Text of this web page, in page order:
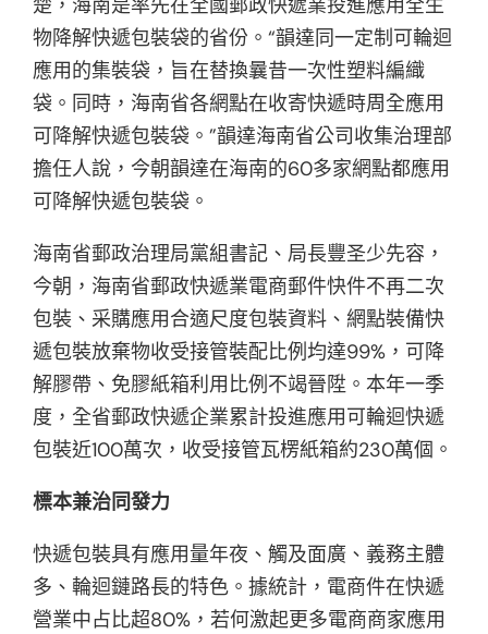
楚，海南是率先在全國郵政快遞業投進應用全生
物降解快遞包裝袋的省份。“韻達同一定制可輪迴
應用的集裝袋，旨在替換曩昔一次性塑料編織
袋。同時，海南省各網點在收寄快遞時周全應用
可降解快遞包裝袋。”韻達海南省公司收集治理部
擔任人說，今朝韻達在海南的60多家網點都應用
可降解快遞包裝袋。
海南省郵政治理局黨組書記、局長豐圣少先容，
今朝，海南省郵政快遞業電商郵件快件不再二次
包裝、采購應用合適尺度包裝資料、網點裝備快
遞包裝放棄物收受接管裝配比例均達99%，可降
解膠帶、免膠紙箱利用比例不竭晉陞。本年一季
度，全省郵政快遞企業累計投進應用可輪迴快遞
包裝近100萬次，收受接管瓦楞紙箱約230萬個。
標本兼治同發力
快遞包裝具有應用量年夜、觸及面廣、義務主體
多、輪迴鏈路長的特色。據統計，電商件在快遞
營業中占比超80%，若何激起更多電商商家應用